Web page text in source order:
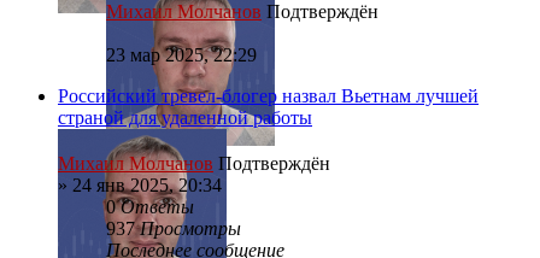
Михаил Молчанов Подтверждён
23 мар 2025, 22:29
Российский тревел-блогер назвал Вьетнам лучшей
страной для удаленной работы
Михаил Молчанов Подтверждён
» 24 янв 2025, 20:34
0Ответы
937Просмотры
Последнее сообщение